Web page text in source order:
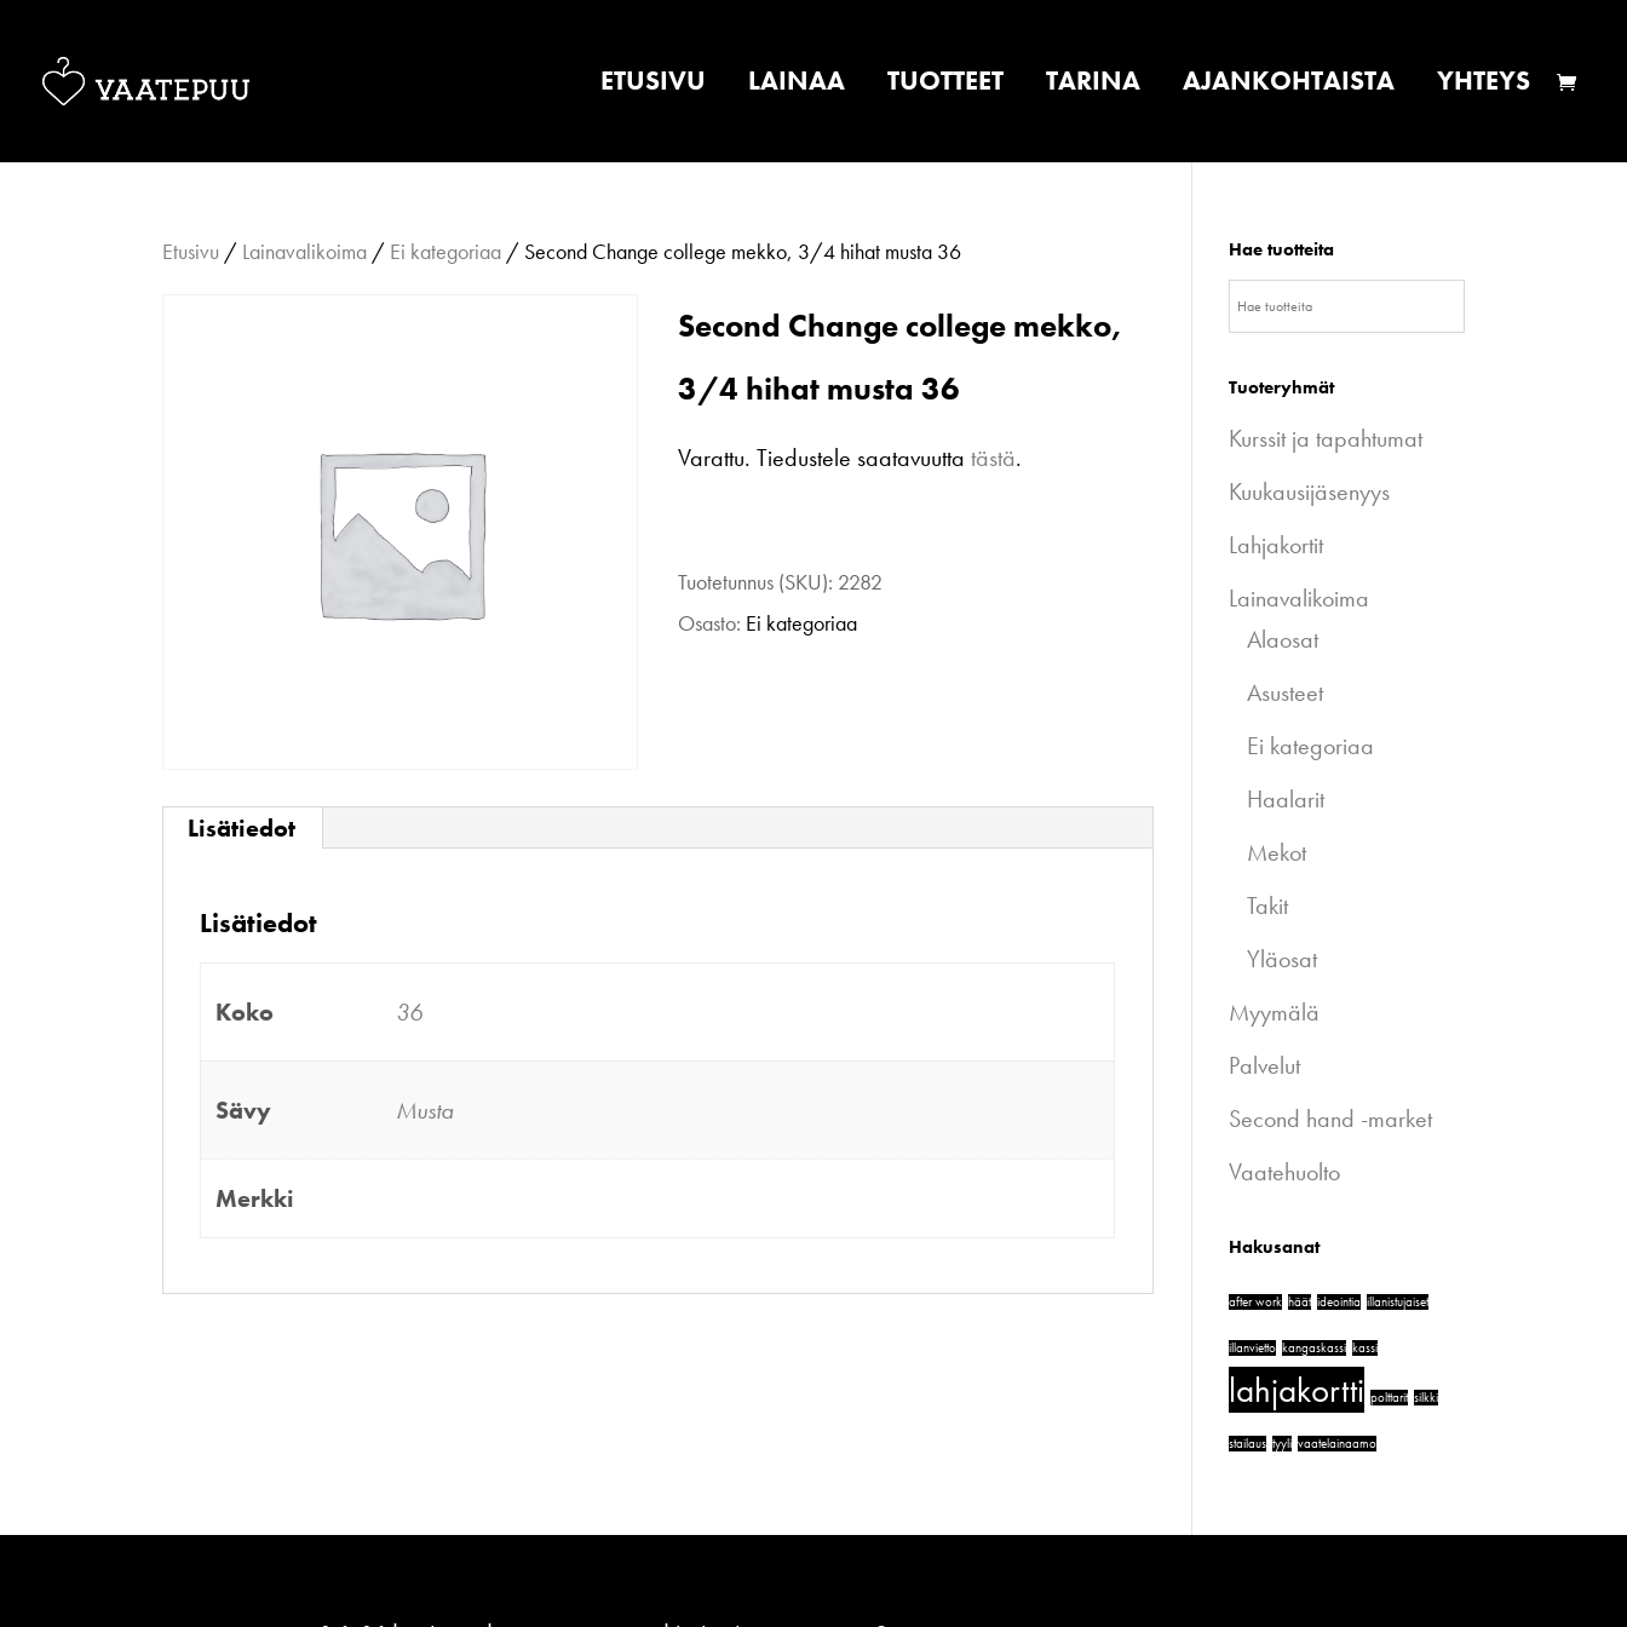
ETUSIVU LAINAA TUOTTEET TARINA AJANKOHTAISTA YHTEYS
Etusivu / Lainavalikoima / Ei kategoriaa / Second Change college mekko, 3/4 hihat musta 36
Second Change college mekko,
3/4 hihat musta 36
Varattu. Tiedustele saatavuuttatästä.
Change
college
36
määrä
Tuotetunnus (SKU): 2282
Osasto: Ei kategoriaa
Lisätiedot
Lisätiedot
Koko 36
Sävy Musta
Merkki
Hae tuotteita
Tuoteryhmät
Kurssit ja tapahtumat
Kuukausijäsenyys
Lahjakortit
Lainavalikoima
Alaosat
Asusteet
Ei kategoriaa
Haalarit
Mekot
Takit
Yläosat
Myymälä
Palvelut
Second hand -market
Vaatehuolto
Hakusanat
after work häät ideointia illanistujaiset
illanvietto kangaskassi kassi
lahjakortti polttarit silkki
stailaus tyyli vaatelainaamo